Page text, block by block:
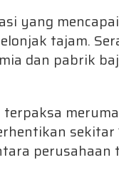
yang
tajam.
dan pabrik